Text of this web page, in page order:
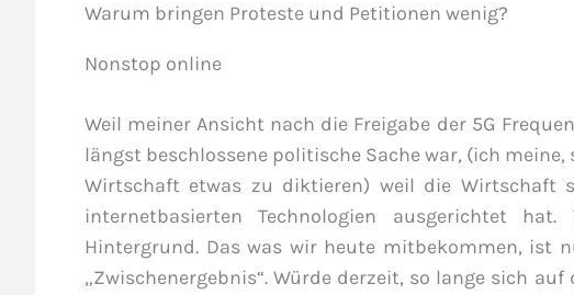
Warum bringen Proteste und Petitionen wenig?
Nonstop online
Weil meiner Ansicht nach die Freigabe der 5G
längst beschlossene politische Sache war, (ich
Wirtschaft etwas zu diktieren) weil die
internetbasierten Technologien ausgerichtet
Hintergrund. Das was wir heute mitbekommen, ist
„Zwischenergebnis“. Würde derzeit, so lange sich